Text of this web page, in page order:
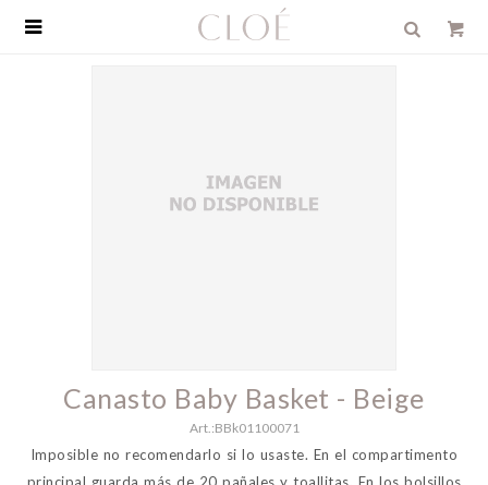

Canasto Baby Basket - Beige
BBk01100071
Imposible no recomendarlo si lo usaste. En el compartimento